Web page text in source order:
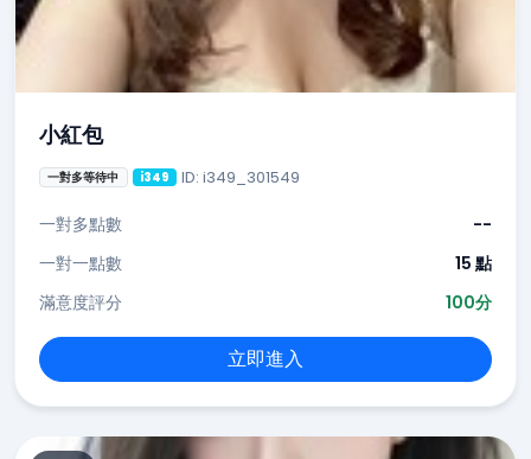
小紅包
一對多等待中 i349 ID: i349_301549
一對多點數
--
一對一點數
15 點
滿意度評分
100分
立即進入